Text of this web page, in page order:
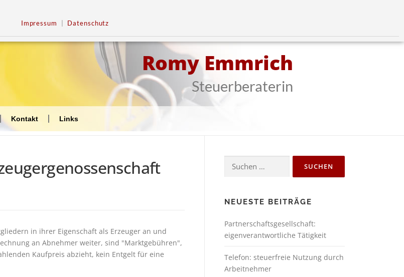
Impressum Datenschutz
Romy Emmrich
Steuerberaterin
Kontakt Links
in ihrer Eigenschaft als Erzeuger an und
an Abnehmer weiter, sind "Marktgebühren",
Kaufpreis abzieht, kein Entgelt für eine
NEUESTE BEITRÄGE
Partnerschaftsgesellschaft:
eigenverantwortliche Tätigkeit
Telefon: steuerfreie Nutzung durch
Arbeitnehmer